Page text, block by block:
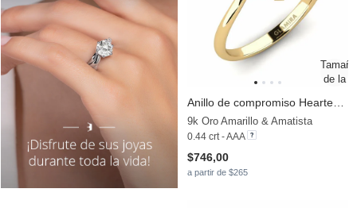
9k Oro Amarillo & Amatista
0.44 crt - AAA
$746,00
a partir de $265